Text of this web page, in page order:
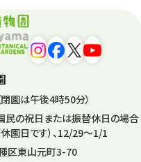
14
園は午後4時50分）
民の祝日または振替休日の場合
園日です）、12/29～1/1
区東山元町3-70